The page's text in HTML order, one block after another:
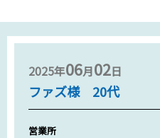
2025年06月02日
ファズ様 20代
営業所